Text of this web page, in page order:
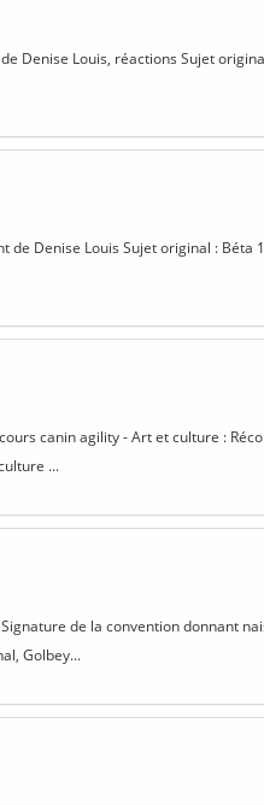
Denise Louis, réactions Sujet
de Denise Louis Sujet original : Béta
canin agility - Art et culture :
...
de la convention donnant
Golbey...